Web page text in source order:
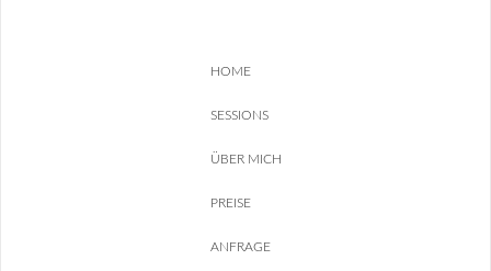
HOME
SESSIONS
ÜBER MICH
PREISE
ANFRAGE